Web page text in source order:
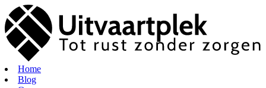
Home
Blog